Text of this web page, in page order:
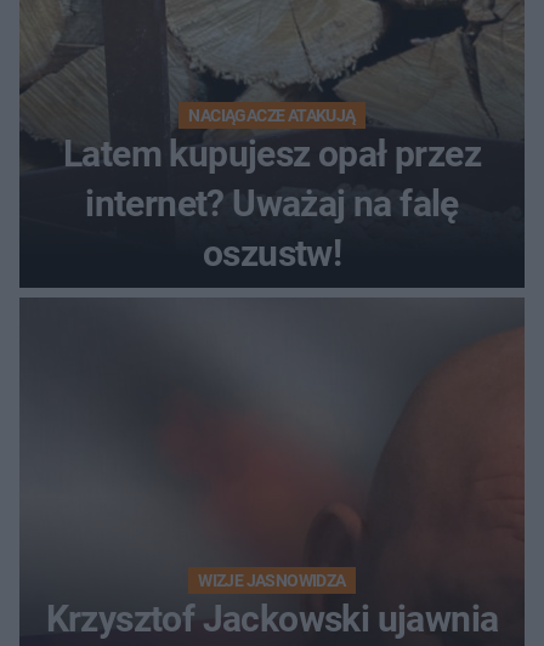
NACIĄGACZE ATAKUJĄ
Latem kupujesz opał przez
internet? Uważaj na falę
oszustw!
WIZJE JASNOWIDZA
Krzysztof Jackowski ujawnia